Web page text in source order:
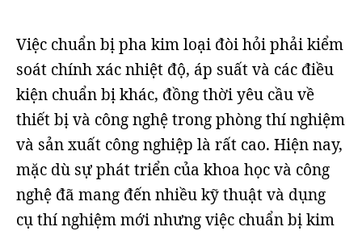
Việc chuẩn bị pha kim loại đòi hỏi phải kiểm
soát chính xác nhiệt độ, áp suất và các điều
kiện chuẩn bị khác, đồng thời yêu cầu về
thiết bị và công nghệ trong phòng thí nghiệm
và sản xuất công nghiệp là rất cao. Hiện nay,
mặc dù sự phát triển của khoa học và công
nghệ đã mang đến nhiều kỹ thuật và dụng
cụ thí nghiệm mới nhưng việc chuẩn bị kim